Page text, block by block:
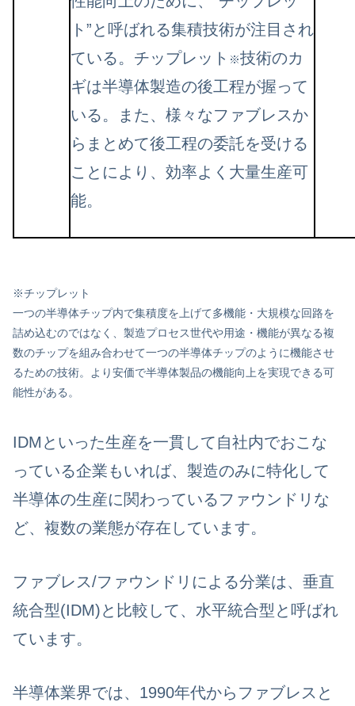
ト”と呼ばれる集積技術が注目され
ている。チップレット ※技術のカ
ギは半導体製造の後工程が握って
いる。また、様々なファブレスか
らまとめて後工程の委託を受ける
ことにより、効率よく大量生産可
能。
※チップレット
一つの半導体チップ内で集積度を上げて多機能・大規模な回路を
詰め込むのではなく、製造プロセス世代や用途・機能が異なる複
数のチップを組み合わせて一つの半導体チップのように機能させ
るための技術。より安価で半導体製品の機能向上を実現できる可
能性がある。
IDMといった生産を一貫して自社内でおこな
っている企業もいれば、製造のみに特化して
半導体の生産に関わっているファウンドリな
ど、複数の業態が存在しています。
ファブレス/ファウンドリによる分業は、垂直
統合型(IDM)と比較して、水平統合型と呼ばれ
ています。
半導体業界では、1990年代からファブレスと